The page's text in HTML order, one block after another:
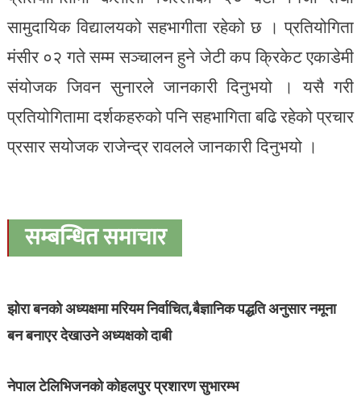
सामुदायिक विद्यालयको सहभागीता रहेको छ । प्रतियोगिता
मंसीर ०२ गते सम्म सञ्चालन हुने जेटी कप क्रिकेट एकाडेमी
संयोजक जिवन सुनारले जानकारी दिनुभयो । यसै गरी
प्रतियोगितामा दर्शकहरुको पनि सहभागिता बढि रहेको प्रचार
प्रसार सयोजक राजेन्द्र रावलले जानकारी दिनुभयो ।
सम्बन्धित समाचार
झोरा बनको अध्यक्षमा मरियम निर्वाचित,बैज्ञानिक पद्धति अनुसार नमूना
बन बनाएर देखाउने अध्यक्षको दाबी
नेपाल टेलिभिजनको कोहलपुर प्रशारण सुभारम्भ